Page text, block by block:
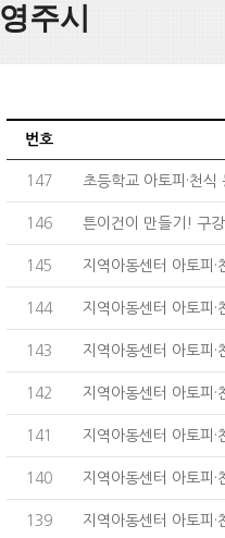
영주시
번호
147 초등학교 아토피·천
146 튼이건이 만들기! 구
145 지역아동센터 아토피
144 지역아동센터 아토피
143 지역아동센터 아토피
142 지역아동센터 아토피
141 지역아동센터 아토피
140 지역아동센터 아토피
139 지역아동센터 아토피